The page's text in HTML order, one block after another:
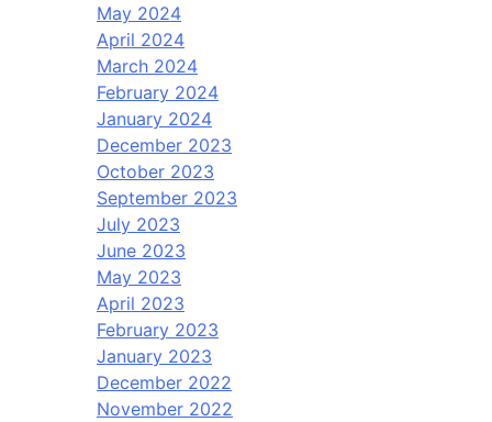
May 2024
April 2024
March 2024
February 2024
January 2024
December 2023
October 2023
September 2023
July 2023
June 2023
May 2023
April 2023
February 2023
January 2023
December 2022
November 2022